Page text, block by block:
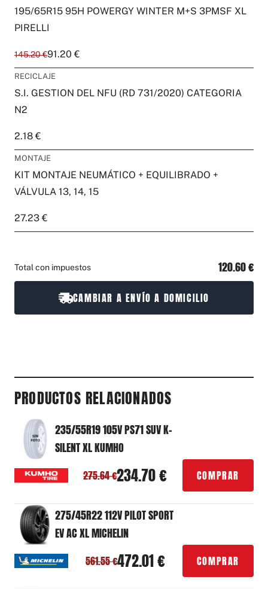
195/65R15 95H POWERGY WINTER M+S 3PMSF XL
PIRELLI
145.20 €91.20 €
RECICLAJE
S.I. GESTION DEL NFU (RD 731/2020) CATEGORIA
N2
2.18 €
MONTAJE
KIT MONTAJE NEUMÁTICO + EQUILIBRADO +
VÁLVULA 13, 14, 15
27.23 €
CAMBIAR A ENVÍO A DOMICILIO
Total con impuestos 120.60 €
PRODUCTOS RELACIONADOS
235/55R19 105V PS71 SUV K-
SILENT XL KUMHO
275.64 €234.70 € COMPRAR
275/45R22 112V PILOT SPORT
EV AC XL MICHELIN
561.55 €472.01 € COMPRAR